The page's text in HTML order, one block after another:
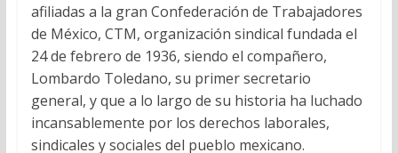
afiliadas a la gran Confederación de Trabajadores
de México, CTM, organización sindical fundada el
24 de febrero de 1936, siendo el compañero,
Lombardo Toledano, su primer secretario
general, y que a lo largo de su historia ha luchado
incansablemente por los derechos laborales,
sindicales y sociales del pueblo mexicano.